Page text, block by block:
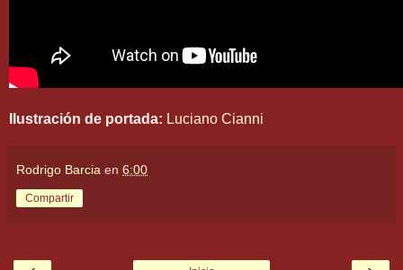
Ilustración de portada: Luciano Cianni
Rodrigo Barcia en 6:00
Compartir